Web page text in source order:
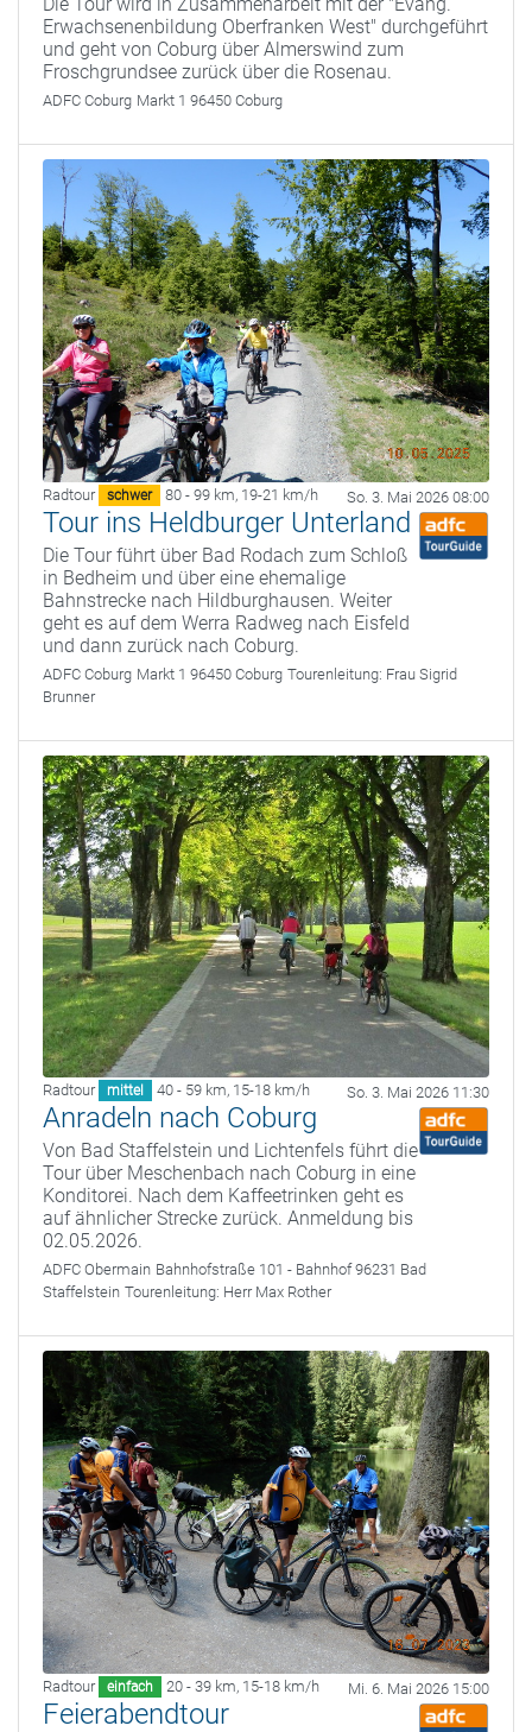
Erwachsenenbildung Oberfranken West" durchgeführt
und geht von Coburg über Almerswind zum
Froschgrundsee zurück über die Rosenau.
ADFC Coburg Markt 1 96450 Coburg
Radtour schwer 80 - 99 km, 19-21 km/h So. 3. Mai 2026 08:00
Tour ins Heldburger Unterland
Die Tour führt über Bad Rodach zum Schloß
in Bedheim und über eine ehemalige
Bahnstrecke nach Hildburghausen. Weiter
geht es auf dem Werra Radweg nach Eisfeld
und dann zurück nach Coburg.
ADFC Coburg Markt 1 96450 Coburg Tourenleitung: Frau Sigrid
Brunner
Radtour mittel 40 - 59 km, 15-18 km/h So. 3. Mai 2026 11:30
Anradeln nach Coburg
Von Bad Staffelstein und Lichtenfels führt die
Tour über Meschenbach nach Coburg in eine
Konditorei. Nach dem Kaffeetrinken geht es
auf ähnlicher Strecke zurück. Anmeldung bis
02.05.2026.
ADFC Obermain Bahnhofstraße 101 - Bahnhof 96231 Bad
Staffelstein Tourenleitung: Herr Max Rother
Radtour einfach 20 - 39 km, 15-18 km/h Mi. 6. Mai 2026 15:00
Feierabendtour